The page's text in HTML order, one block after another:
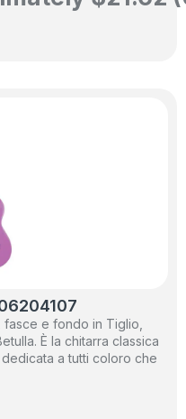
fasce e fondo in Tiglio,
È la chitarra classica
a tutti coloro che